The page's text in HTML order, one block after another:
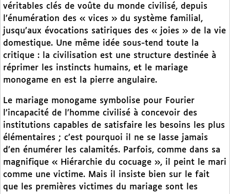
véritables clés de voûte du monde civilisé, depuis
l’énumération des « vices » du système familial,
jusqu’aux évocations satiriques des « joies » de la vie
domestique. Une même idée sous-tend toute la
critique : la civilisation est une structure destinée à
réprimer les instincts humains, et le mariage
monogame en est la pierre angulaire.
Le mariage monogame symbolise pour Fourier
l’incapacité de l’homme civilisé à concevoir des
institutions capables de satisfaire les besoins les plus
élémentaires ; c’est pourquoi il ne se lasse jamais
d’en énumérer les calamités. Parfois, comme dans sa
magnifique « Hiérarchie du cocuage », il peint le mari
comme une victime. Mais il insiste bien sur le fait
que les premières victimes du mariage sont les